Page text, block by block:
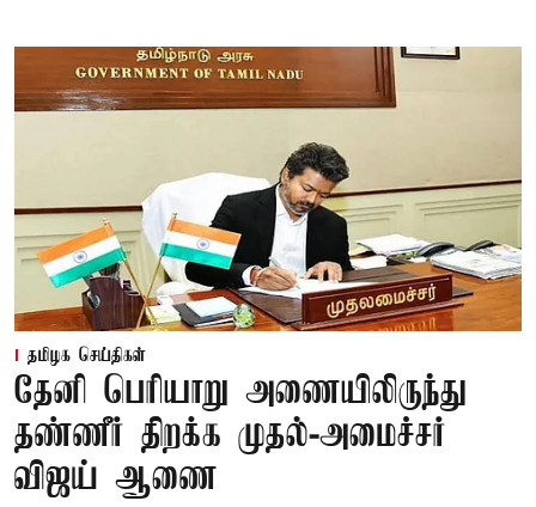
தமிழக செய்திகள்
தேனி பெரியாறு அணையிலிருந்து
தண்ணீர் திறக்க முதல்-அமைச்சர்
விஜய் ஆணை